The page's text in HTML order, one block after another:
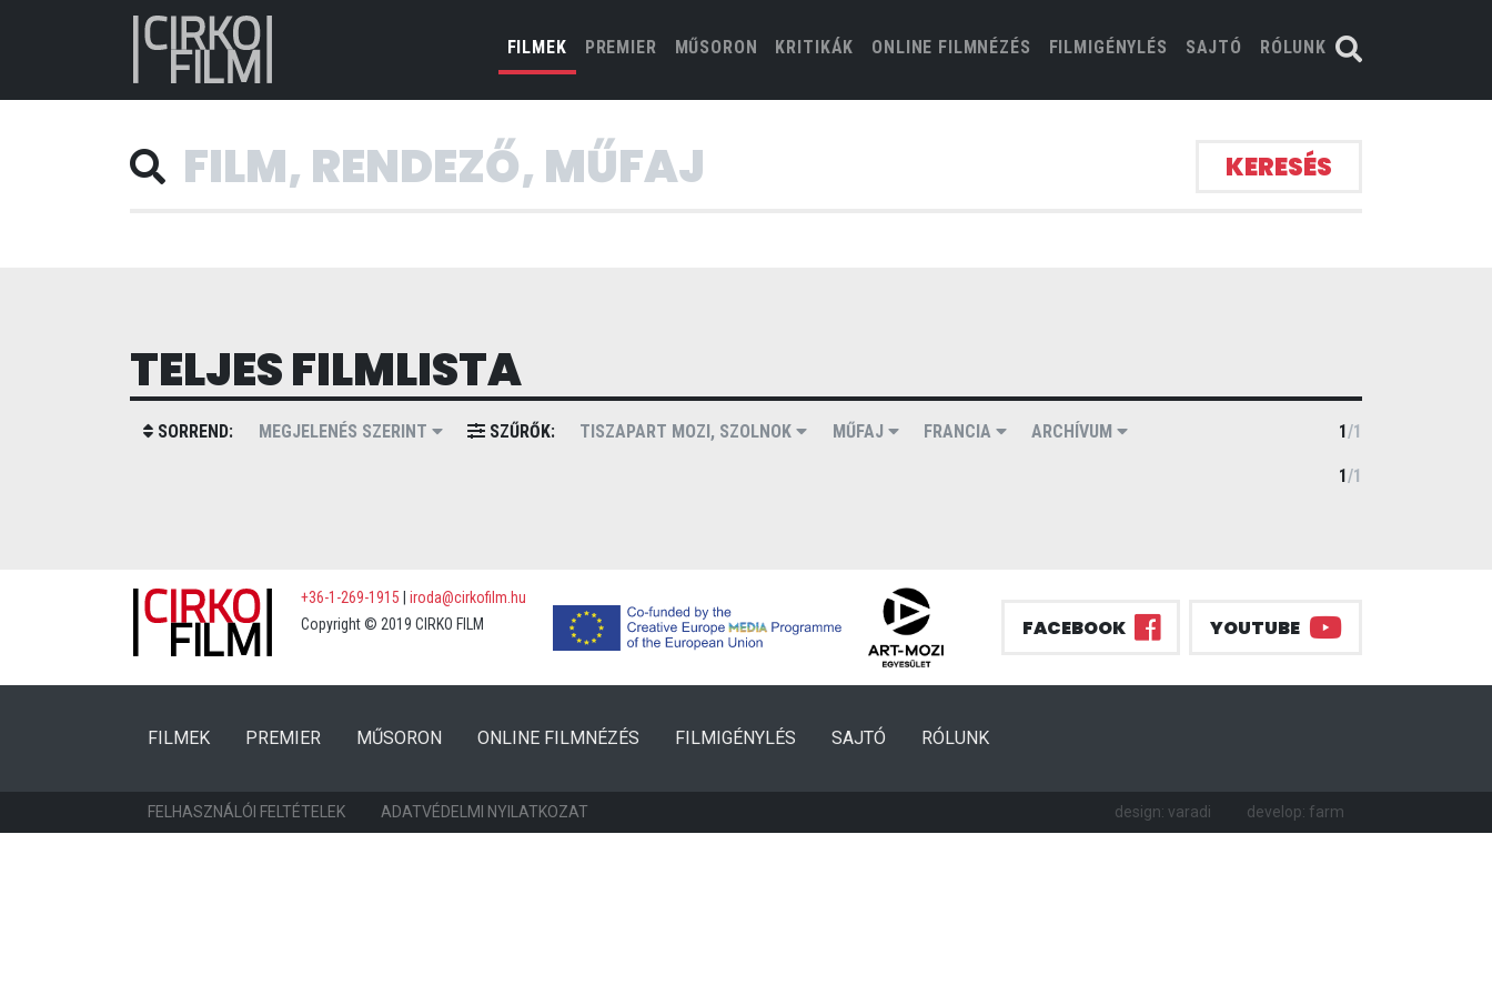
FILMEK(CURRENT)
PREMIER MŰSORON KRITIKÁK ONLINE FILMNÉZÉS FILMIGÉNYLÉS SAJTÓ RÓLUNK
KERESÉS
TELJES FILMLISTA
SORREND: MEGJELENÉS SZERINT SZŰRŐK: TISZAPART MOZI, SZOLNOK MŰFAJ FRANCIA ARCHÍVUM 1/1
1/1
+36-1-269-1915
iroda@cirkofilm.hu
Copyright © 2019 CIRKO FILM
FACEBOOK YOUTUBE
FILMEK(CURRENT)
PREMIER (CURRENT)
MŰSORON ONLINE FILMNÉZÉS FILMIGÉNYLÉS SAJTÓ RÓLUNK
FELHASZNÁLÓI FELTÉTELEK ADATVÉDELMI NYILATKOZAT design: varadi develop: farm